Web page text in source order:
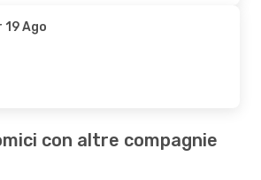
19 Ago
con altre compagnie